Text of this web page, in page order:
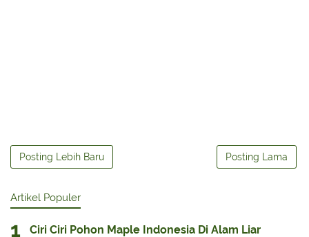
Posting Lebih Baru Posting Lama
Artikel Populer
Ciri Ciri Pohon Maple Indonesia Di Alam Liar